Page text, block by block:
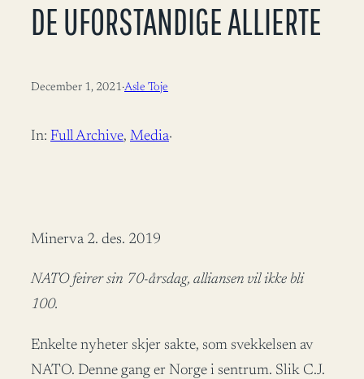
DE UFORSTANDIGE ALLIERTE
December 1, 2021·Asle Toje
In: Full Archive, Media·
Minerva 2. des. 2019
NATO feirer sin 70-årsdag, alliansen vil ikke bli
100.
Enkelte nyheter skjer sakte, som svekkelsen av
NATO. Denne gang er Norge i sentrum. Slik C.J.